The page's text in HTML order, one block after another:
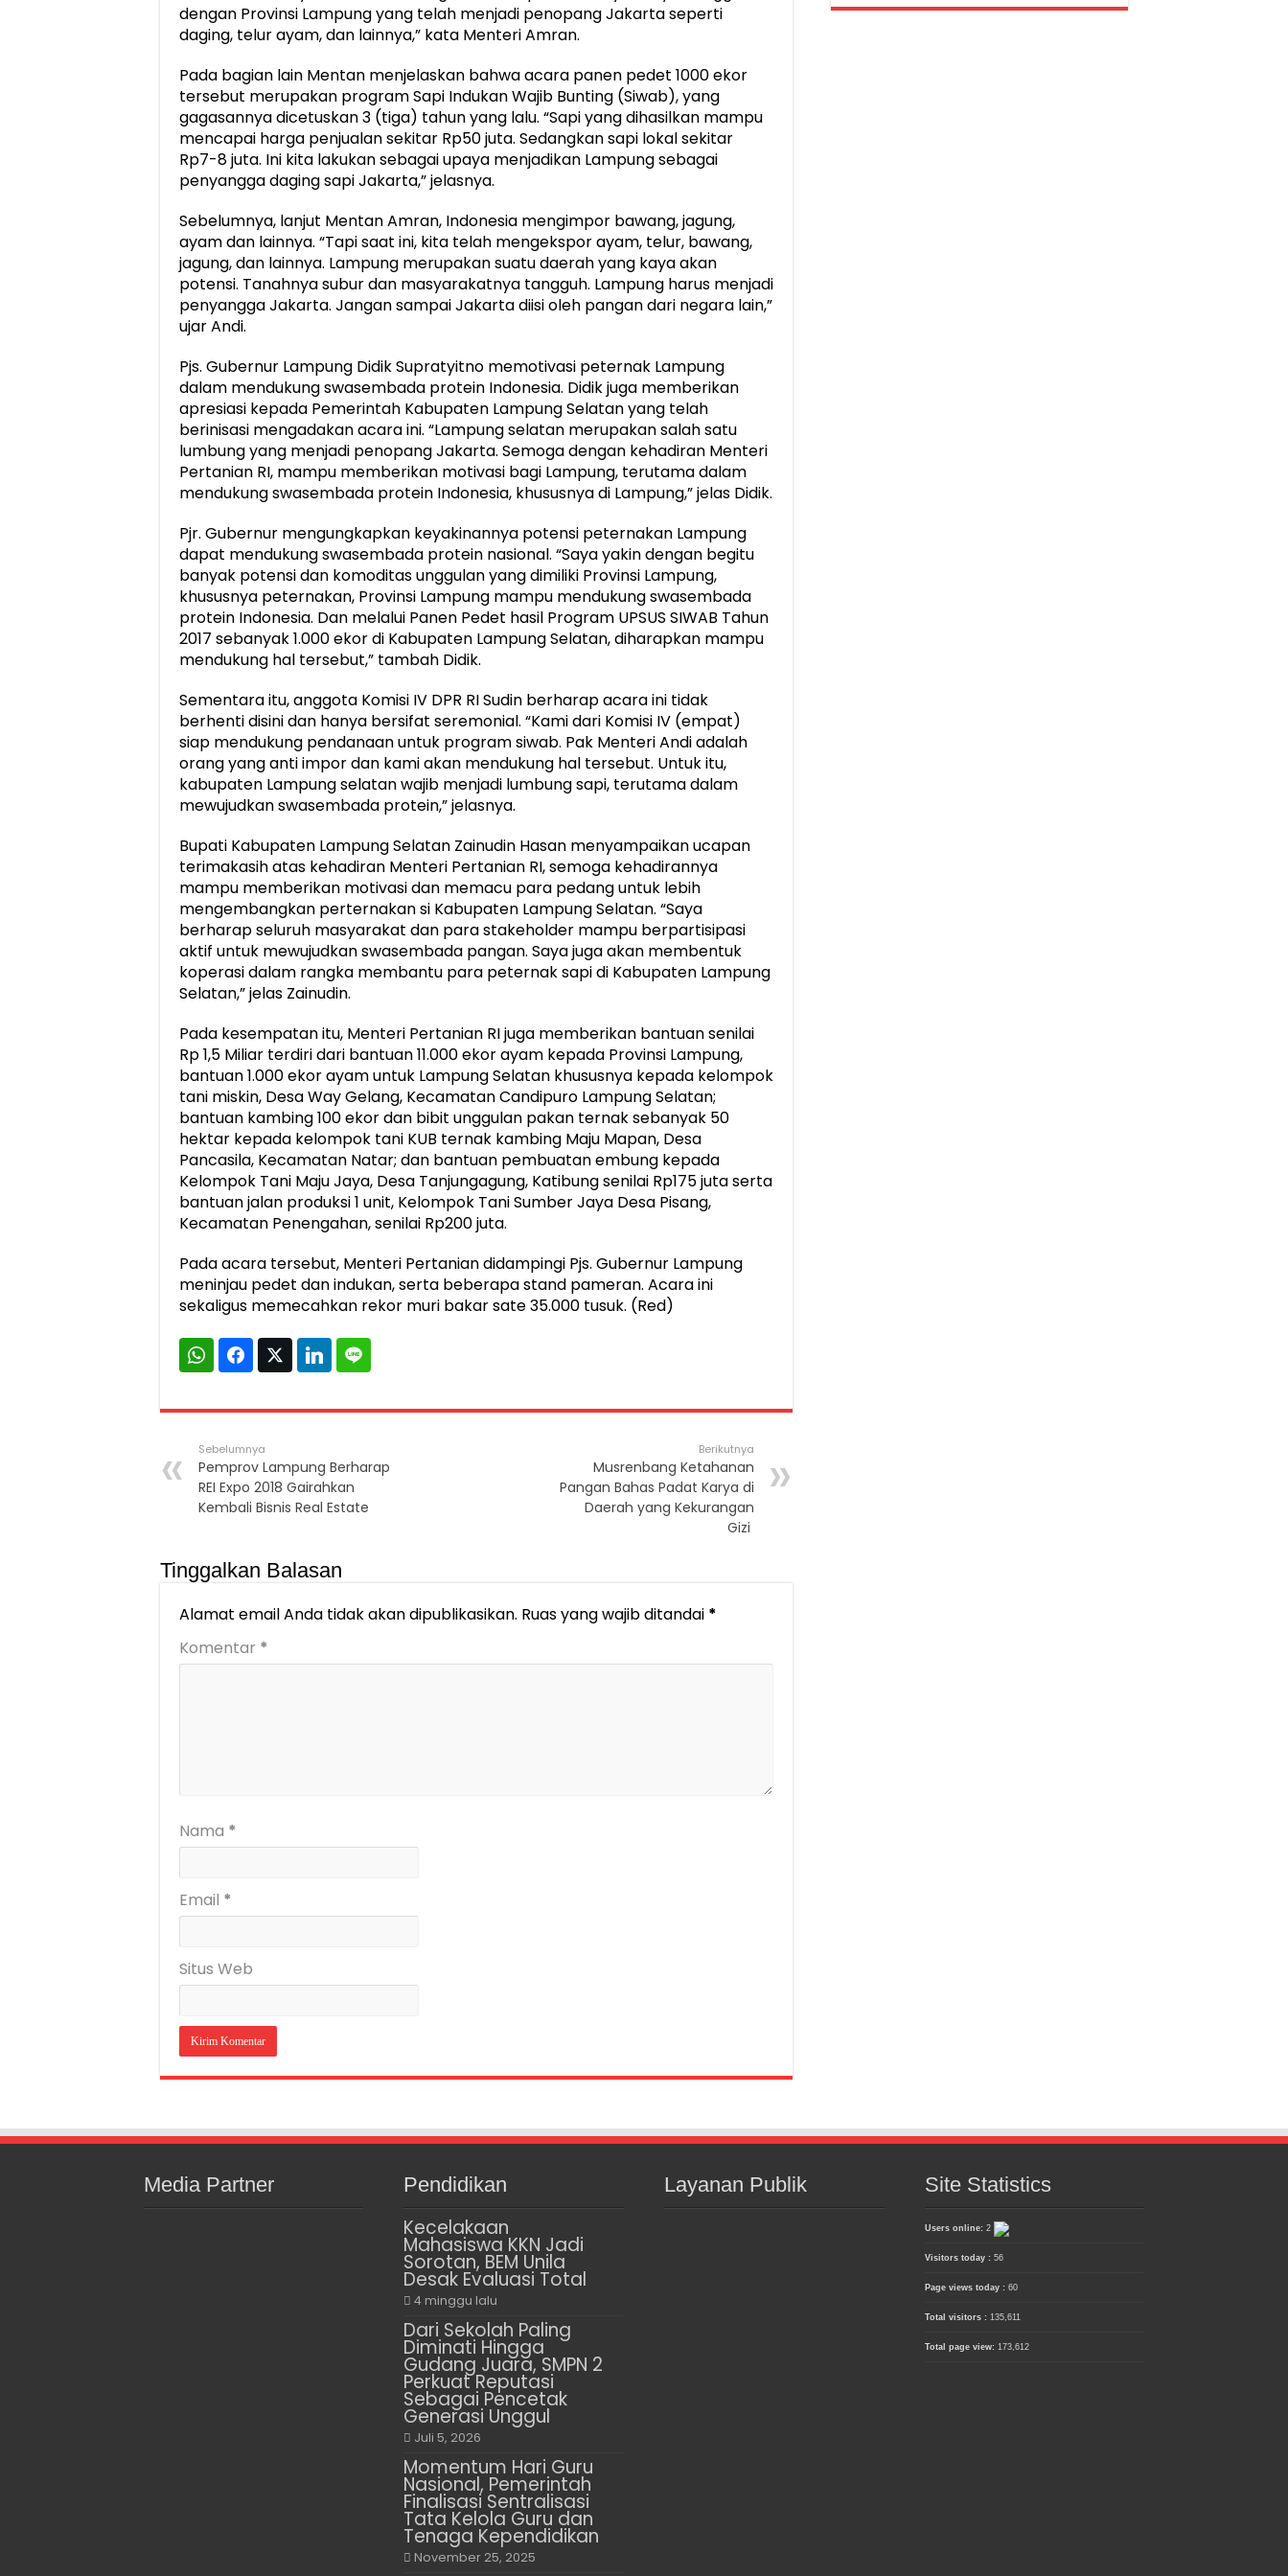
dengan Provinsi Lampung yang telah menjadi penopang Jakarta seperti
daging, telur ayam, dan lainnya,” kata Menteri Amran.
Pada bagian lain Mentan menjelaskan bahwa acara panen pedet 1000 ekor
tersebut merupakan program Sapi Indukan Wajib Bunting (Siwab), yang
gagasannya dicetuskan 3 (tiga) tahun yang lalu. “Sapi yang dihasilkan mampu
mencapai harga penjualan sekitar Rp50 juta. Sedangkan sapi lokal sekitar
Rp7-8 juta. Ini kita lakukan sebagai upaya menjadikan Lampung sebagai
penyangga daging sapi Jakarta,” jelasnya.
Sebelumnya, lanjut Mentan Amran, Indonesia mengimpor bawang, jagung,
ayam dan lainnya. “Tapi saat ini, kita telah mengekspor ayam, telur, bawang,
jagung, dan lainnya. Lampung merupakan suatu daerah yang kaya akan
potensi. Tanahnya subur dan masyarakatnya tangguh. Lampung harus menjadi
penyangga Jakarta. Jangan sampai Jakarta diisi oleh pangan dari negara lain,”
ujar Andi.
Pjs. Gubernur Lampung Didik Supratyitno memotivasi peternak Lampung
dalam mendukung swasembada protein Indonesia. Didik juga memberikan
apresiasi kepada Pemerintah Kabupaten Lampung Selatan yang telah
berinisasi mengadakan acara ini. “Lampung selatan merupakan salah satu
lumbung yang menjadi penopang Jakarta. Semoga dengan kehadiran Menteri
Pertanian RI, mampu memberikan motivasi bagi Lampung, terutama dalam
mendukung swasembada protein Indonesia, khususnya di Lampung,” jelas Didik.
Pjr. Gubernur mengungkapkan keyakinannya potensi peternakan Lampung
dapat mendukung swasembada protein nasional. “Saya yakin dengan begitu
banyak potensi dan komoditas unggulan yang dimiliki Provinsi Lampung,
khususnya peternakan, Provinsi Lampung mampu mendukung swasembada
protein Indonesia. Dan melalui Panen Pedet hasil Program UPSUS SIWAB Tahun
2017 sebanyak 1.000 ekor di Kabupaten Lampung Selatan, diharapkan mampu
mendukung hal tersebut,” tambah Didik.
Sementara itu, anggota Komisi IV DPR RI Sudin berharap acara ini tidak
berhenti disini dan hanya bersifat seremonial. “Kami dari Komisi IV (empat)
siap mendukung pendanaan untuk program siwab. Pak Menteri Andi adalah
orang yang anti impor dan kami akan mendukung hal tersebut. Untuk itu,
kabupaten Lampung selatan wajib menjadi lumbung sapi, terutama dalam
mewujudkan swasembada protein,” jelasnya.
Bupati Kabupaten Lampung Selatan Zainudin Hasan menyampaikan ucapan
terimakasih atas kehadiran Menteri Pertanian RI, semoga kehadirannya
mampu memberikan motivasi dan memacu para pedang untuk lebih
mengembangkan perternakan si Kabupaten Lampung Selatan. “Saya
berharap seluruh masyarakat dan para stakeholder mampu berpartisipasi
aktif untuk mewujudkan swasembada pangan. Saya juga akan membentuk
koperasi dalam rangka membantu para peternak sapi di Kabupaten Lampung
Selatan,” jelas Zainudin.
Pada kesempatan itu, Menteri Pertanian RI juga memberikan bantuan senilai
Rp 1,5 Miliar terdiri dari bantuan 11.000 ekor ayam kepada Provinsi Lampung,
bantuan 1.000 ekor ayam untuk Lampung Selatan khususnya kepada kelompok
tani miskin, Desa Way Gelang, Kecamatan Candipuro Lampung Selatan;
bantuan kambing 100 ekor dan bibit unggulan pakan ternak sebanyak 50
hektar kepada kelompok tani KUB ternak kambing Maju Mapan, Desa
Pancasila, Kecamatan Natar; dan bantuan pembuatan embung kepada
Kelompok Tani Maju Jaya, Desa Tanjungagung, Katibung senilai Rp175 juta serta
bantuan jalan produksi 1 unit, Kelompok Tani Sumber Jaya Desa Pisang,
Kecamatan Penengahan, senilai Rp200 juta.
Pada acara tersebut, Menteri Pertanian didampingi Pjs. Gubernur Lampung
meninjau pedet dan indukan, serta beberapa stand pameran. Acara ini
sekaligus memecahkan rekor muri bakar sate 35.000 tusuk. (Red)
Sebelumnya
Pemprov Lampung Berharap
REI Expo 2018 Gairahkan
Kembali Bisnis Real Estate
Berikutnya
Musrenbang Ketahanan
Pangan Bahas Padat Karya di
Daerah yang Kekurangan
Gizi
Tinggalkan Balasan
Alamat email Anda tidak akan dipublikasikan. Ruas yang wajib ditandai *
Komentar *
Nama *
Email *
Situs Web
Media Partner Pendidikan
Kecelakaan
Mahasiswa KKN Jadi
Sorotan, BEM Unila
Desak Evaluasi Total
4 minggu lalu
Dari Sekolah Paling
Diminati Hingga
Gudang Juara, SMPN 2
Perkuat Reputasi
Sebagai Pencetak
Generasi Unggul
Juli 5, 2026
Momentum Hari Guru
Nasional, Pemerintah
Finalisasi Sentralisasi
Tata Kelola Guru dan
Tenaga Kependidikan
November 25, 2025
Layanan Publik Site Statistics
Users online: 2
Visitors today : 56
Page views today : 60
Total visitors : 135,611
Total page view: 173,612